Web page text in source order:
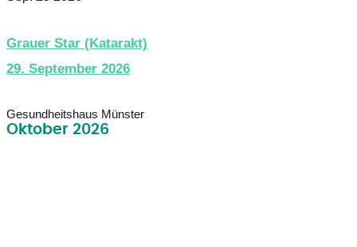
Grauer Star (Katarakt)
29. September 2026
Gesundheitshaus Münster
Oktober 2026